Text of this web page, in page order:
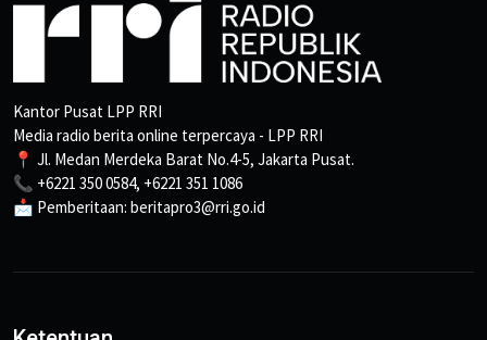
Kantor Pusat LPP RRI
Media radio berita online terpercaya - LPP RRI
📍 Jl. Medan Merdeka Barat No.4-5, Jakarta Pusat.
📞 +6221 350 0584, +6221 351 1086
📩 Pemberitaan: beritapro3@rri.go.id